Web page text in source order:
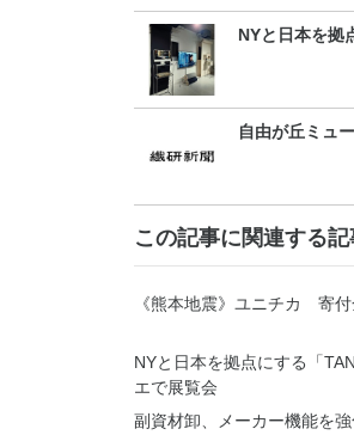
NYと日本を
自由が丘ミュ
この記事に関連する記
《熊本地震》ユニチカ 寄
NYと日本を拠点にする「
エで展覧会
副資材卸、メーカー機能を